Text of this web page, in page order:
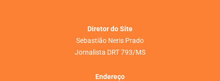
Diretor do Site
Sebastião Neris Prado
Jornalista DRT 793/MS
Endereço